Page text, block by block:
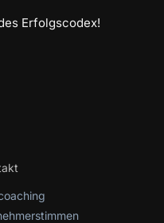
Erfolgscodex!